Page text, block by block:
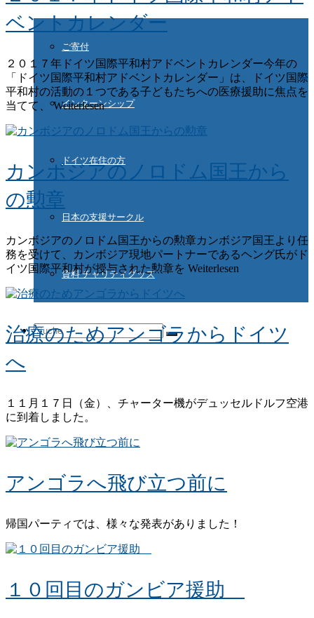
ご寄付
インターンシップ
ドイツ在住の方
日本の支援サークル
資料 チャリティグッズ
Suche
ベントカレンダー
２０１７年ドイツ国際平和村アドベントカレンダー今年の
「ドイツ国際平和村アドベントカレンダー」は、ドイツ国際
平和村の活動の１つである子どもたちへの医療援助に焦点を
当てて、 Weiterlesen
カンボジアのノロドム国王から
の勲章
カンボジアのノロドム国王からの勲章カンボジア国王より任
務を受けて、カンボジア現地パートナーであるヘング氏がド
イツ国際平和村が授与された勲章を Weiterlesen
治療のためアンゴラからドイツ
へ
１１月１７日（金）、チャーター機がデュッセルドルフ空港
に到着しました。
アンゴラへ飛び立つ前に
帰国パーティでは、様々な発表がありました！
１０回目のガンビア援助